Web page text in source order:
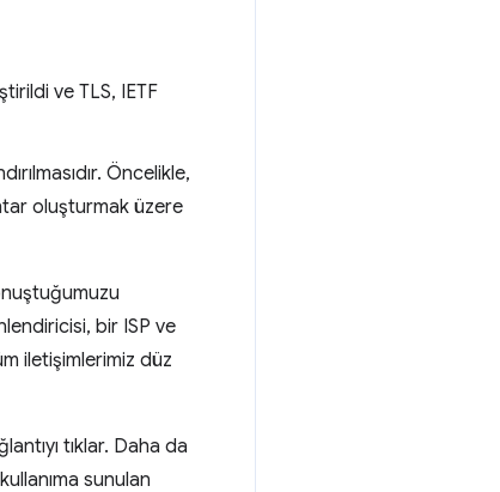
ve TLS, IETF
Öncelikle,
oluşturmak üzere
bir ISP ve
iletişimlerimiz düz
tıklar. Daha da
sunulan